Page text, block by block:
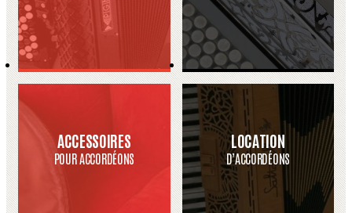
ACCESSOIRES
POUR ACCORDÉONS
LOCATION
D’ACCORDÉONS